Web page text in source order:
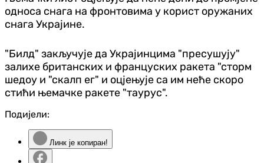
односа снага на фронтовима у корист оружаних
снага Украјине.
"Билд" закључује да Украјинцима "пресушују"
залихе британских и француских ракета "сторм
шедоу и "скалп ег" и оцјењује са им неће скоро
стићи њемачке ракете "таурус".
Подијели:
Линк је копиран!